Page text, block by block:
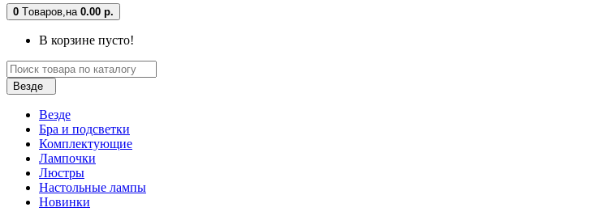
0 Tоваров,на 0.00 р.
В корзине пусто!
Везде
Везде
Бра и подсветки
Комплектующие
Лампочки
Люстры
Настольные лампы
Новинки